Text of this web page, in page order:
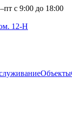
с 9:00 до 18:00
12-Н
Объекты